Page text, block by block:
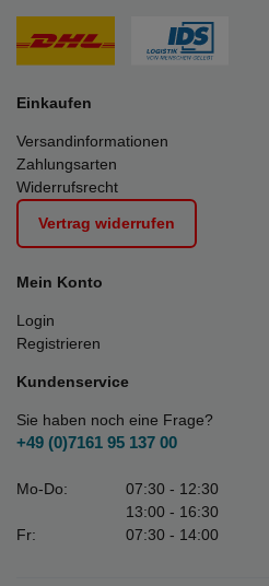
Einkaufen
Versandinformationen
Zahlungsarten
Widerrufsrecht
Vertrag widerrufen
Mein Konto
Login
Registrieren
Kundenservice
Sie haben noch eine Frage?
+49 (0)7161 95 137 00
Mo-Do:
07:30 - 12:30
13:00 - 16:30
Fr:
07:30 - 14:00